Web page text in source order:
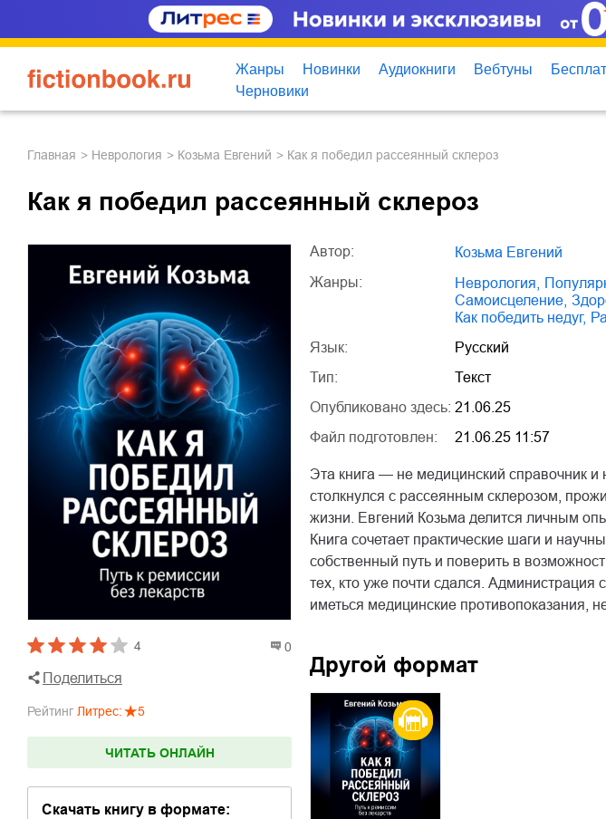
Жанры Новинки Аудиокниги Вебтуны
Черновики
Главная неврология Козьма Евгений Как я победил рассеянный склероз
Как я победил рассеянный склероз
4 0
Поделиться
Рейтинг Литрес: 5
ЧИТАТЬ ОНЛАЙН
Скачать книгу в формате:
Автор:
Козьма Евгений
Жанры:
неврология
самоисцеление
как победить недуг,
Язык:
Русский
Тип:
Текст
Опубликовано здесь: 21.06.25
Файл подготовлен:
21.06.25 11:57
Эта книга — не медицинский справочник
столкнулся с рассеянным склерозом,
жизни. Евгений Козьма делится личным
Книга сочетает практические шаги и
собственный путь и поверить в
тех, кто уже почти сдался.
иметься медицинские противопоказания,
Другой формат